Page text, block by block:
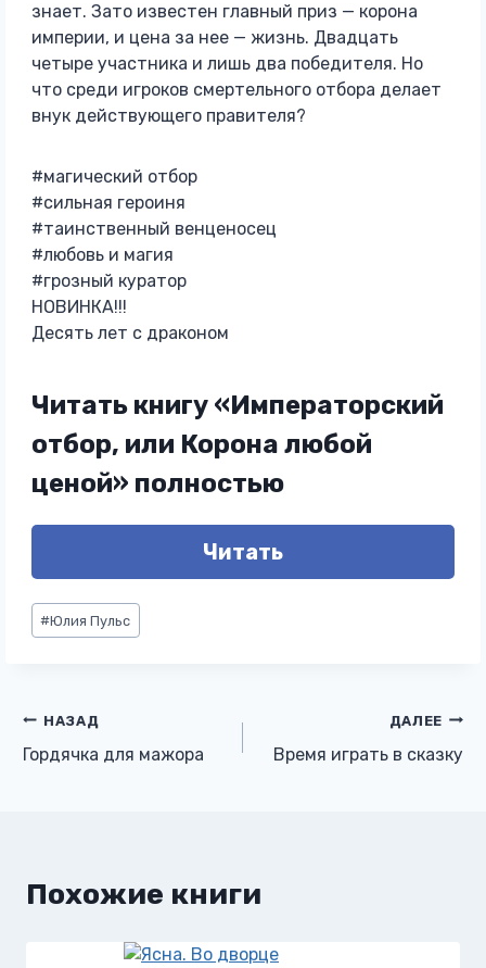
знает. Зато известен главный приз — корона
империи, и цена за нее — жизнь. Двадцать
четыре участника и лишь два победителя. Но
что среди игроков смертельного отбора делает
внук действующего правителя?
#магический отбор
#сильная героиня
#таинственный венценосец
#любовь и магия
#грозный куратор
НОВИНКА!!!
Десять лет с драконом
Читать книгу «Императорский
отбор, или Корона любой
ценой» полностью
Читать
Метки
записи:
#Юлия Пульс
Навигация
по
НАЗАД
Гордячка для мажора
ДАЛЕЕ
Время играть в сказку
Похожие книги